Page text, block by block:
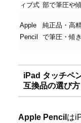
ィブ式 部で筆圧や
Apple
Pencil
純正品・高
で筆圧・傾
iPad タッチペ
互換品の選び方
Apple Pencil は